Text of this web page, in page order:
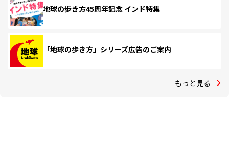
地球の歩き方45周年記念 インド特集
「地球の歩き方」シリーズ広告のご案内
もっと見る